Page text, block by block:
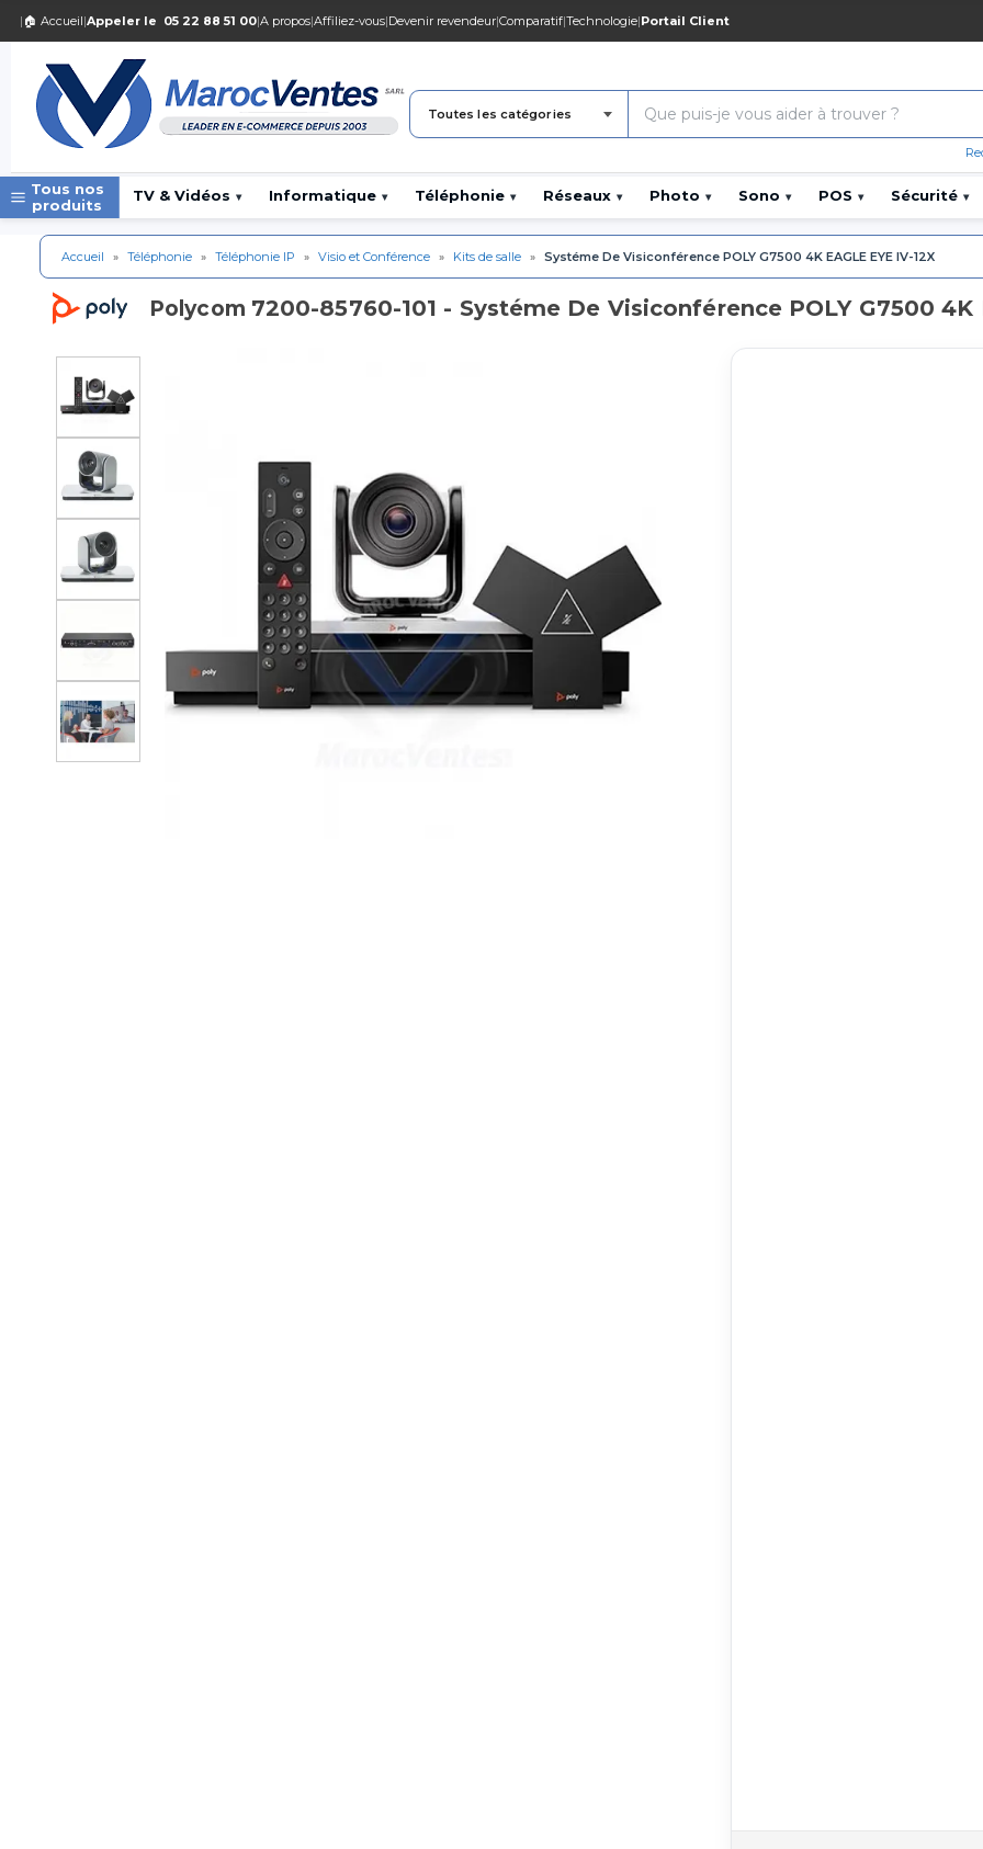
| 🏠 Accueil|Appeler le 05 22 88 51 00|A propos|Affiliez-vous|Devenir revendeur|Comparatif|Technologie|Portail Client
Toutes les catégories
Tous nos
produits
TV & Vidéos ▾ Informatique ▾ Téléphonie ▾ Réseaux ▾ Photo ▾ Sono ▾ POS ▾ Sécurité ▾
Accueil » Téléphonie » Téléphonie IP » Visio et Conférence » Kits de salle » Systéme De Visiconférence POLY G7500 4K EAGLE EYE IV-12X
Polycom 7200-85760-101 - Systéme De Visiconférence POLY G7500 4K